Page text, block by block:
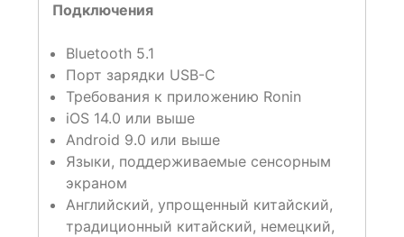
Подключения
Bluetooth 5.1
Порт зарядки USB-C
Требования к приложению Ronin
iOS 14.0 или выше
Android 9.0 или выше
Языки, поддерживаемые сенсорным
экраном
Английский, упрощенный китайский,
традиционный китайский, немецкий,